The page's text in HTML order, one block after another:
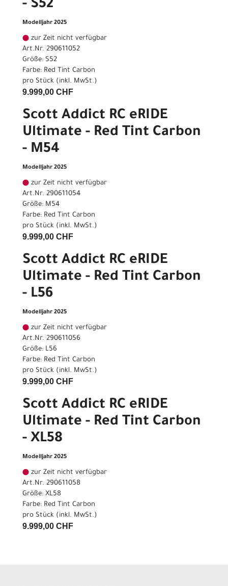
- S52
Modelljahr 2025
zur Zeit nicht verfügbar
Art.Nr. 290611052
Größe: S52
Farbe: Red Tint Carbon
pro Stück (inkl. MwSt.)
9.999,00 CHF
Scott Addict RC eRIDE
Ultimate - Red Tint Carbon
- M54
Modelljahr 2025
zur Zeit nicht verfügbar
Art.Nr. 290611054
Größe: M54
Farbe: Red Tint Carbon
pro Stück (inkl. MwSt.)
9.999,00 CHF
Scott Addict RC eRIDE
Ultimate - Red Tint Carbon
- L56
Modelljahr 2025
zur Zeit nicht verfügbar
Art.Nr. 290611056
Größe: L56
Farbe: Red Tint Carbon
pro Stück (inkl. MwSt.)
9.999,00 CHF
Scott Addict RC eRIDE
Ultimate - Red Tint Carbon
- XL58
Modelljahr 2025
zur Zeit nicht verfügbar
Art.Nr. 290611058
Größe: XL58
Farbe: Red Tint Carbon
pro Stück (inkl. MwSt.)
9.999,00 CHF